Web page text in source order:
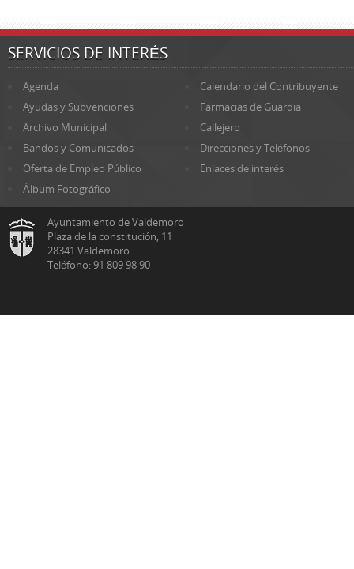
SERVICIOS DE INTERÉS
Agenda
Calendario del Contribuyente
Ayudas y Subvenciones
Farmacias de Guardia
Archivo Municipal
Callejero
Bandos y Comunicados
Direcciones y Teléfonos
Oferta de Empleo Público
Enlaces de interés
Álbum Fotográfico
Ayuntamiento de Valdemoro
Plaza de la constitución, 11
28341 Valdemoro
Teléfono: 91 809 98 90